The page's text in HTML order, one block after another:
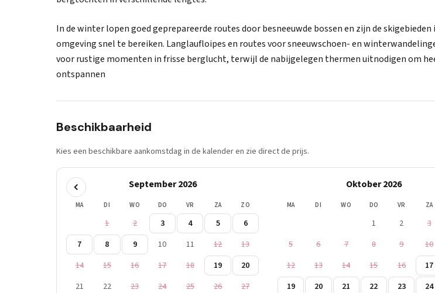
In de winter lopen goed geprepareerde routes door besneeuwde bossen en zijn de skigebieden
omgeving snel te bereiken. Langlaufloipes en routes voor sneeuwschoen- en
voor rustige momenten in frisse berglucht, terwijl de nabijgelegen thermen uitnodigen om
ontspannen
Beschikbaarheid
Kies een beschikbare aankomstdag in de kalender en zie direct de prijs.
September 2026
MA DI WO DO VR ZA ZO
1 2 3 4 5
6
7
8 9 10 11 12
13
14
15 16 17 18 19
20
21
22 23 24 25 26
27
Oktober 2026
MA DI WO DO VR ZA
1 2 3
5
6 7 8 9 10
12
13 14 15 16 17
19
20 21 22 23 24